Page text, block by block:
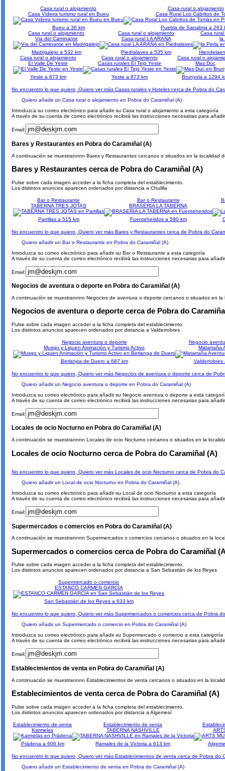
Casa rural o alojamiento
Casa Videira turismo rural en Bueu
Bueu a 36 km
Casa rural o alojamiento
Casa Rural Los Cabritos de
Puebla de Sanabria a 263
Casa rural o alojamiento
Via del Caminante
Madrigalejo a 532 km
Casa rural o alojamiento
Casa rural LA ARAÑA
Piedralaves a 535 km
Casa
la
Casa rural o alojamiento
El Valle De Yeste
Yeste a 873 km
Casa rural o alojamiento
Casas rurales El Tejo Yeste
Yeste a 873 km
Casa rural o
Mas Duc
Brunyola a 1294
No encuentro lo que quiero, Quiero ver más Casas rurales y Hoteles cerca de Pobra do
Quiero añadir un Casa rural o alojamiento en Pobra do Caramiñal (A)
Introduzca su correo electrónico para añadir su Casa rural o alojamiento a esta categoría
A través de su cuenta de correo electrónico recibirá las instrucciones necesarias para
Email:
Bares y Restaurantes en Pobra do Caramiñal (A)
A continuación se muestrannnn Bares y Restaurantes cercanos o situados en la localidad
Bares y Restaurantes cerca de Pobra do Caramiñal (A)
Pulse sobre cada imagen acceder a la ficha completa del establecimiento.
Los distintos anuncios aparecen ordenados por distancia a Chulilla
Bar o Restaurante
TABERNA TRES JOTAS
Parrillas a 515 km
Bar o Restaurante
BRASERIA LA TABERNA
Fuenteheridos a 580 km
No encuentro lo que quiero, Quiero ver más Bares y Restaurantes cerca de Pobra do
Quiero añadir un Bar o Restaurante en Pobra do Caramiñal (A)
Introduzca su correo electrónico para añadir su Bar o Restaurante a esta categoría
A través de su cuenta de correo electrónico recibirá las instrucciones necesarias para
Email:
Negocios de aventura o deporte en Pobra do Caramiñal (A)
A continuación se muestrannnn Negocios de aventura o deporte cercanos o situados en
Negocios de aventura o deporte cerca de Pobra do
Pulse sobre cada imagen acceder a la ficha completa del establecimiento.
Los distintos anuncios aparecen ordenados por distancia a Valderrobres
Negocio aventura o deporte
Musgo y Liquen Animación y Turismo Activo
Berlanga de Duero a 687 km
Negocio
Matarraña
Valderrobres
No encuentro lo que quiero, Quiero ver más Negocios de aventura o deporte cerca de
Quiero añadir un Negocio aventura o deporte en Pobra do Caramiñal (A)
Introduzca su correo electrónico para añadir su Negocio aventura o deporte a esta
A través de su cuenta de correo electrónico recibirá las instrucciones necesarias para
Email:
Locales de ocio Nocturno en Pobra do Caramiñal (A)
A continuación se muestrannnn Locales de ocio Nocturno cercanos o situados en la
Locales de ocio Nocturno cerca de Pobra do Caramiñal (A)
No encuentro lo que quiero, Quiero ver más Locales de ocio Nocturno cerca de Pobra do
Quiero añadir un Local de ocio Nocturno en Pobra do Caramiñal (A)
Introduzca su correo electrónico para añadir su Local de ocio Nocturno a esta categoría
A través de su cuenta de correo electrónico recibirá las instrucciones necesarias para
Email:
Supermercados o comercios en Pobra do Caramiñal (A)
A continuación se muestrannnn Supermercados o comercios cercanos o situados en la
Supermercados o comercios cerca de Pobra do Caramiñal
Pulse sobre cada imagen acceder a la ficha completa del establecimiento.
Los distintos anuncios aparecen ordenados por distancia a San Sebastián de los Reyes
Supermercado o comercio
ESTANCO CARMEN GARCÍA
San Sebastián de los Reyes a 633 km
No encuentro lo que quiero, Quiero ver más Supermercados o comercios cerca de Pobra
Quiero añadir un Supermercado o comercio en Pobra do Caramiñal (A)
Introduzca su correo electrónico para añadir su Supermercado o comercio a esta categoría
A través de su cuenta de correo electrónico recibirá las instrucciones necesarias para
Email:
Establecimientos de venta en Pobra do Caramiñal (A)
A continuación se muestrannnn Establecimientos de venta cercanos o situados en la
Establecimientos de venta cerca de Pobra do Caramiñal (A)
Pulse sobre cada imagen acceder a la ficha completa del establecimiento.
Los distintos anuncios aparecen ordenados por distancia a Algemesí
Establecimiento de venta
Karmelas
Prádena a 606 km
Establecimiento de venta
TABERNA NASHVILLE
Ramales de la Victoria a 613 km
No encuentro lo que quiero, Quiero ver más Establecimientos de venta cerca de Pobra do
Quiero añadir un Establecimiento de venta en Pobra do Caramiñal (A)